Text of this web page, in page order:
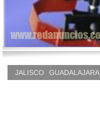
JALISCO GUADALAJARA